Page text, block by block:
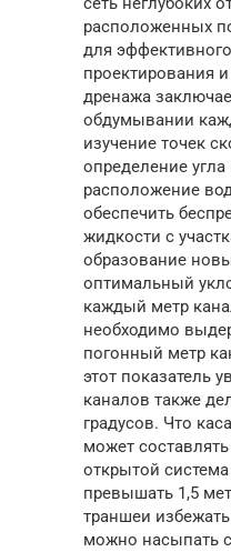
расположенных
для
проектирования
дренажа
обдумывании
изучение точек
определение
расположение
обеспечить
жидкости с
образование
оптимальный
каждый метр
необходимо
погонный метр
этот показатель
каналов также
градусов. Что
может
открытой
превышать 1,5
траншеи
можно насыпать